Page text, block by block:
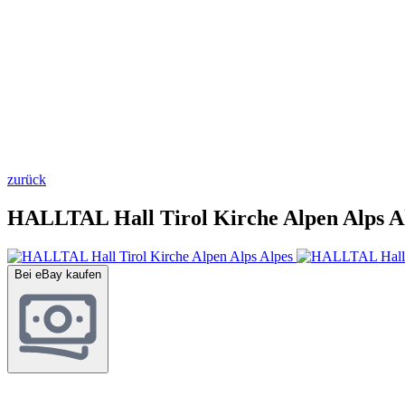
zurück
HALLTAL Hall Tirol Kirche Alpen Alps
Bei eBay kaufen